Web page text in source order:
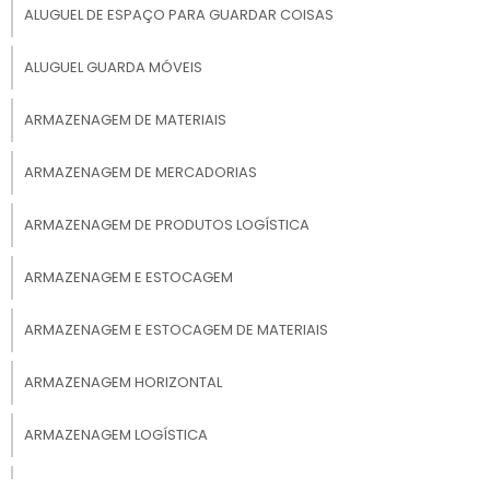
campinas pode ser pensado em momentos
Dia dos namorados;
Carnaval;
ALUGUEL DE ESPAÇO PARA GUARDAR COISAS
ALUGUEL GUARDA MÓVEIS
ARMAZENAGEM DE MATERIAIS
ARMAZENAGEM DE MERCADORIAS
ARMAZENAGEM DE PRODUTOS LOGÍSTICA
ARMAZENAGEM E ESTOCAGEM
ARMAZENAGEM E ESTOCAGEM DE MATERIAIS
ARMAZENAGEM HORIZONTAL
ARMAZENAGEM LOGÍSTICA